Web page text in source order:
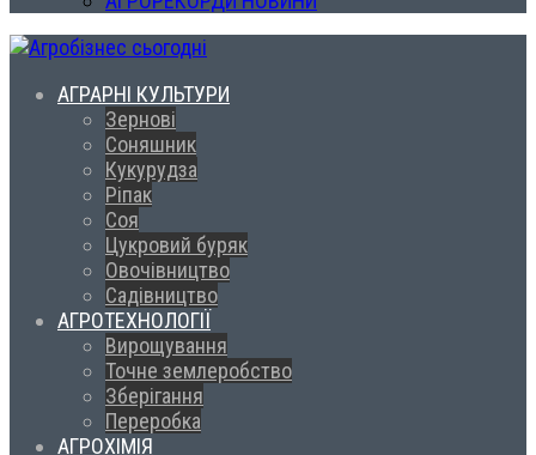
АГРАРНІ КУЛЬТУРИ
Зернові
Соняшник
Кукурудза
Ріпак
Соя
Цукровий буряк
Овочівництво
Садівництво
АГРОТЕХНОЛОГІЇ
Вирощування
Точне землеробство
Зберігання
Переробка
АГРОХІМІЯ